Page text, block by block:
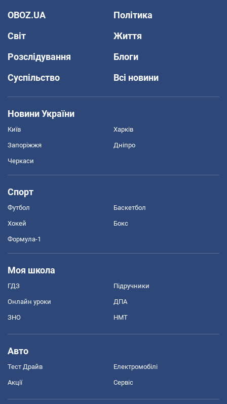
OBOZ.UA
Політика
Світ
Життя
Розслідування
Блоги
Суспільство
Всі новини
Новини України
Київ Харків
Запоріжжя Дніпро
Черкаси
Спорт
Футбол Баскетбол
Хокей Бокс
Формула-1
Моя школа
ГДЗ Підручники
Онлайн уроки ДПА
ЗНО НМТ
Авто
Тест Драйв Електромобілі
Акції Сервіс